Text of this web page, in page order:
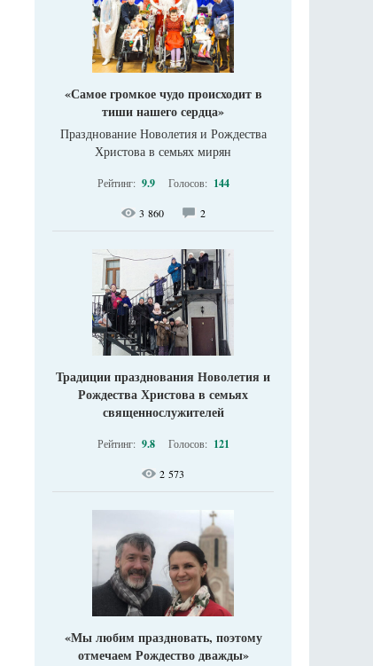
«Самое громкое чудо происходит в
тиши нашего сердца»
Празднование Новолетия и Рождества
Христова в семьях мирян
Рейтинг: 9.9 Голосов: 144
3 860 2
Традиции празднования Новолетия и
Рождества Христова в семьях
священнослужителей
Рейтинг: 9.8 Голосов: 121
2 573
«Мы любим праздновать, поэтому
отмечаем Рождество дважды»